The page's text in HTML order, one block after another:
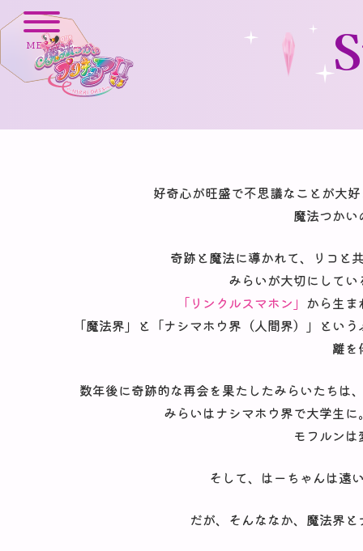
MENU
好奇心が旺盛で不思議なことが大
魔法つかい
奇跡と魔法に導かれて、リコと
みらいが大切にして
「リンクルスマホン」 から生ま
「魔法界」と「ナシマホウ界（人間界）」とい
離を
数年後に奇跡的な再会を果たしたみらいたちは
みらいはナシマホウ界で大学生
モフルン
そして、はーちゃんは
だが、そんななか、魔法界